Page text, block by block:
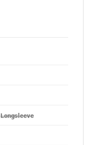
Longsleeve